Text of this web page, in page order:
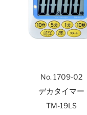
No. 1709-02
デカタイマー
TM-19LS